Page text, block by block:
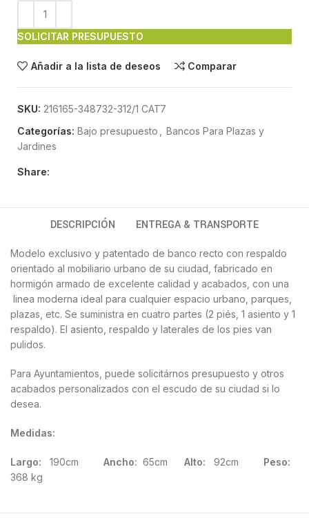
SOLICITAR PRESUPUESTO
Añadir a la lista de deseos Comparar
SKU: 216165-348732-312/1 CAT7
Categorías: Bajo presupuesto
Bancos Para Plazas y
Jardines
Share:
DESCRIPCIÓN ENTREGA & TRANSPORTE
Modelo exclusivo y patentado de banco recto con respaldo
orientado al mobiliario urbano de su ciudad, fabricado en
hormigón armado de excelente calidad y acabados, con una
linea moderna ideal para cualquier espacio urbano, parques,
plazas, etc. Se suministra en cuatro partes (2 piés, 1 asiento y 1
respaldo). El asiento, respaldo y laterales de los pies van
pulidos.
Para Ayuntamientos, puede solicitárnos presupuesto y otros
acabados personalizados con el escudo de su ciudad si lo
desea.
Medidas:
Largo: 190cm Ancho: 65cmAlto: 92cm Peso:
368 kg